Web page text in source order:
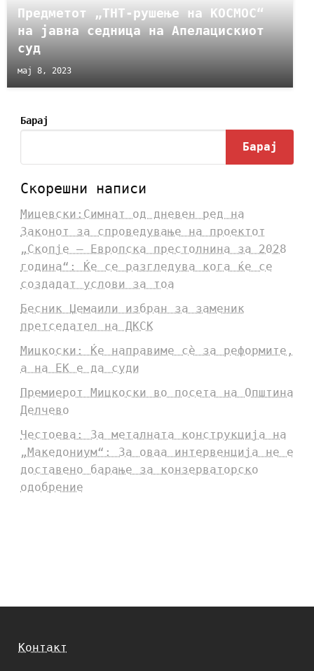
Предметот „ТНТ-рушење на КОСМОС“
на јавна седница на Апелацискиот
суд
мај 8, 2023
Барај
Барај
Скорешни написи
Мицевски:Симнат од дневен ред на
Законот за спроведување на проектот
„Скопје – Европска престолнина за 2028
година“: Ќе се разгледува кога ќе се
создадат услови за тоа
Бесник Џемаили избран за заменик
претседател на ДКСК
Мицкоски: Ќе направиме сè за реформите,
а на ЕК е да суди
Премиерот Мицкоски во посета на Општина
Делчево
Честоева: За металната конструкција на
„Македониум“: За оваа интервенција не е
доставено барање за конзерваторско
одобрение
Контакт